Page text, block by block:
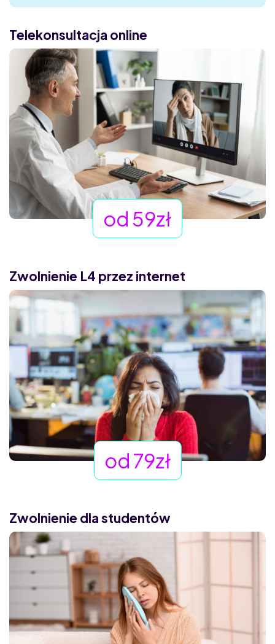
Telekonsultacja online
od 59zł
Zwolnienie L4 przez internet
od 79zł
Zwolnienie dla studentów